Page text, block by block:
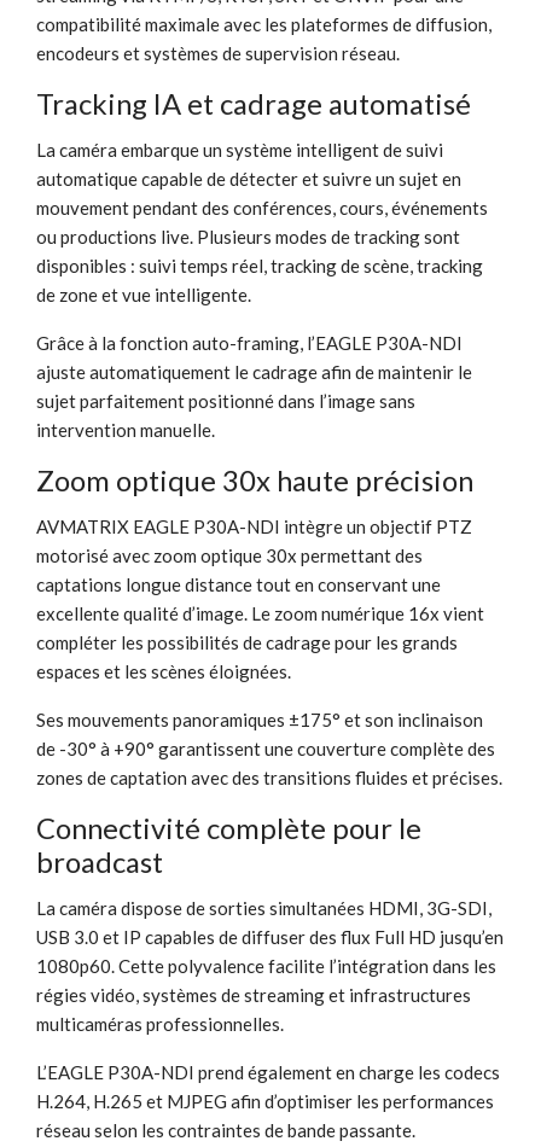
compatibilité maximale avec les plateformes de diffusion,
encodeurs et systèmes de supervision réseau.
Tracking IA et cadrage automatisé
La caméra embarque un système intelligent de suivi
automatique capable de détecter et suivre un sujet en
mouvement pendant des conférences, cours, événements
ou productions live. Plusieurs modes de tracking sont
disponibles : suivi temps réel, tracking de scène, tracking
de zone et vue intelligente.
Grâce à la fonction auto-framing, l’EAGLE P30A-NDI
ajuste automatiquement le cadrage afin de maintenir le
sujet parfaitement positionné dans l’image sans
intervention manuelle.
Zoom optique 30x haute précision
AVMATRIX EAGLE P30A-NDI intègre un objectif PTZ
motorisé avec zoom optique 30x permettant des
captations longue distance tout en conservant une
excellente qualité d’image. Le zoom numérique 16x vient
compléter les possibilités de cadrage pour les grands
espaces et les scènes éloignées.
Ses mouvements panoramiques ±175° et son inclinaison
de -30° à +90° garantissent une couverture complète des
zones de captation avec des transitions fluides et précises.
Connectivité complète pour le
broadcast
La caméra dispose de sorties simultanées HDMI, 3G-SDI,
USB 3.0 et IP capables de diffuser des flux Full HD jusqu’en
1080p60. Cette polyvalence facilite l’intégration dans les
régies vidéo, systèmes de streaming et infrastructures
multicaméras professionnelles.
L’EAGLE P30A-NDI prend également en charge les codecs
H.264, H.265 et MJPEG afin d’optimiser les performances
réseau selon les contraintes de bande passante.